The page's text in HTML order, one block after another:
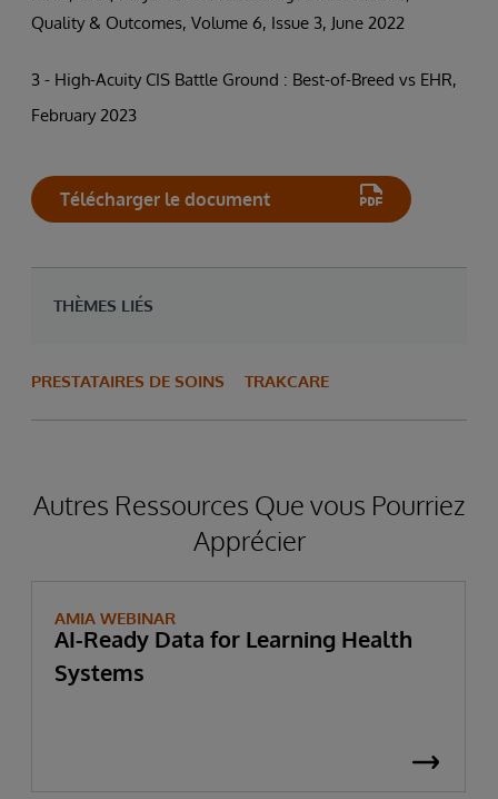
Quality & Outcomes, Volume 6, Issue 3, June 2022
3 - High-Acuity CIS Battle Ground : Best-of-Breed vs EHR,
February 2023
Télécharger le document
THÈMES LIÉS
PRESTATAIRES DE SOINS TRAKCARE
Autres Ressources Que vous Pourriez
Apprécier
AMIA WEBINAR
AI-Ready Data for Learning Health
Systems